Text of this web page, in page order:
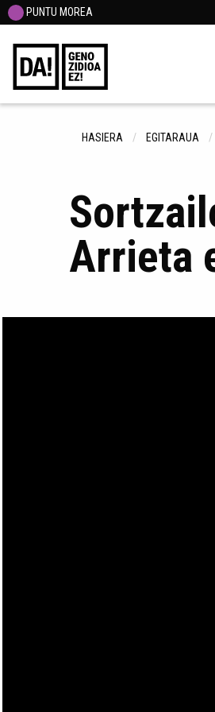
PUNTU MOREA
HASIERA EGITARAUA
Arrieta